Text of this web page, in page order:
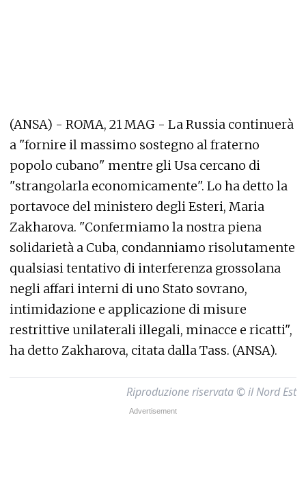
(ANSA) - ROMA, 21 MAG - La Russia continuerà
a "fornire il massimo sostegno al fraterno
popolo cubano" mentre gli Usa cercano di
"strangolarla economicamente". Lo ha detto la
portavoce del ministero degli Esteri, Maria
Zakharova. "Confermiamo la nostra piena
solidarietà a Cuba, condanniamo risolutamente
qualsiasi tentativo di interferenza grossolana
negli affari interni di uno Stato sovrano,
intimidazione e applicazione di misure
restrittive unilaterali illegali, minacce e ricatti",
ha detto Zakharova, citata dalla Tass. (ANSA).
Riproduzione riservata © il Nord Est